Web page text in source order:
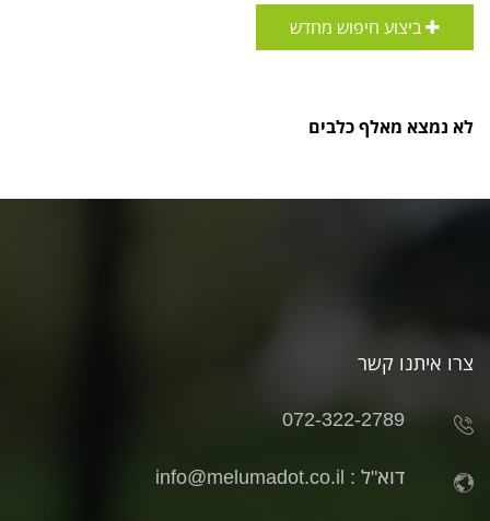
ביצוע חיפוש מחדש
לא נמצא מאלף כלבים
צרו איתנו קשר
072-322-2789
דוא"ל : info@melumadot.co.il